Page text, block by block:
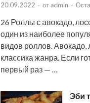
20.09.2022 - от admin -
26 Роллы с авокадо,
один из наиболее
видов роллов. Авокадо,
классика жанра. Если
первый раз — …
Эби